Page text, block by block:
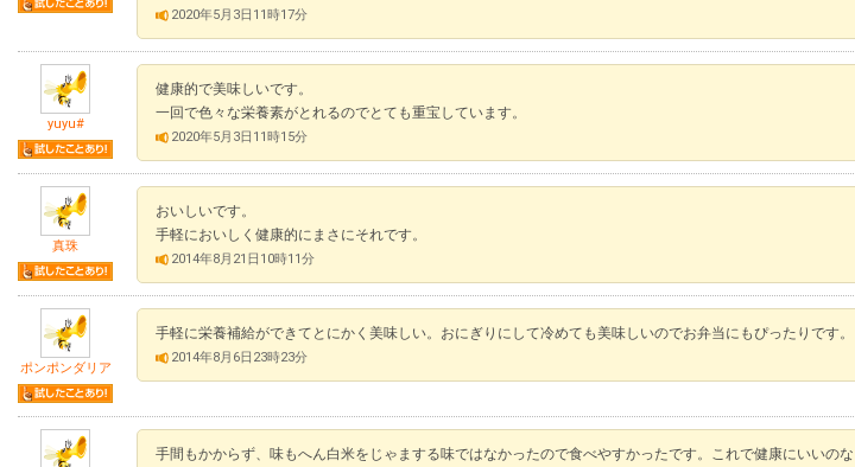
2020年5月3日11時17分
yuyu#
健康的で美味しいです。
一回で色々な栄養素がとれるのでとても重宝しています。
2020年5月3日11時15分
真珠
おいしいです。
手軽においしく健康的にまさにそれです。
2014年8月21日10時11分
ポンポンダリア
手軽に栄養補給ができてとにかく美味しい。おにぎりにして冷めても美味しいのでお弁当にもぴったりです。
2014年8月6日23時23分
手間もかからず、味もへん白米をじゃまする味ではなかったので食べやすかったです。これで健康にいいのな